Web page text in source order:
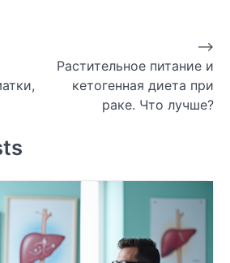
Растительное питание и
кетогенная диета при
раке. Что лучше?
⟶